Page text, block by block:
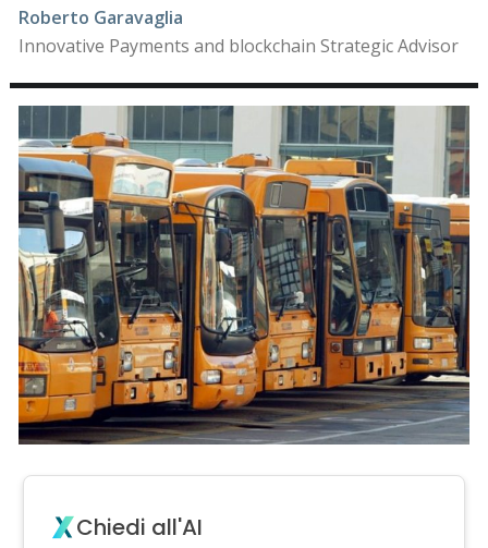
Roberto Garavaglia
Innovative Payments and blockchain Strategic Advisor
Chiedi all'AI